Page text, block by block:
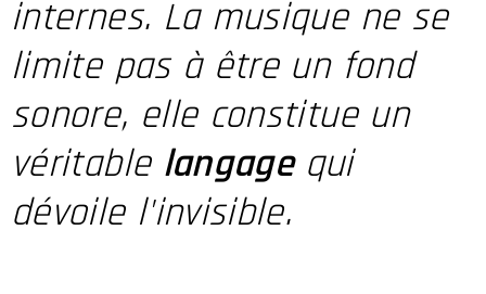
internes. La musique ne se
limite pas à être un fond
sonore, elle constitue un
véritable langage qui
dévoile l'invisible.